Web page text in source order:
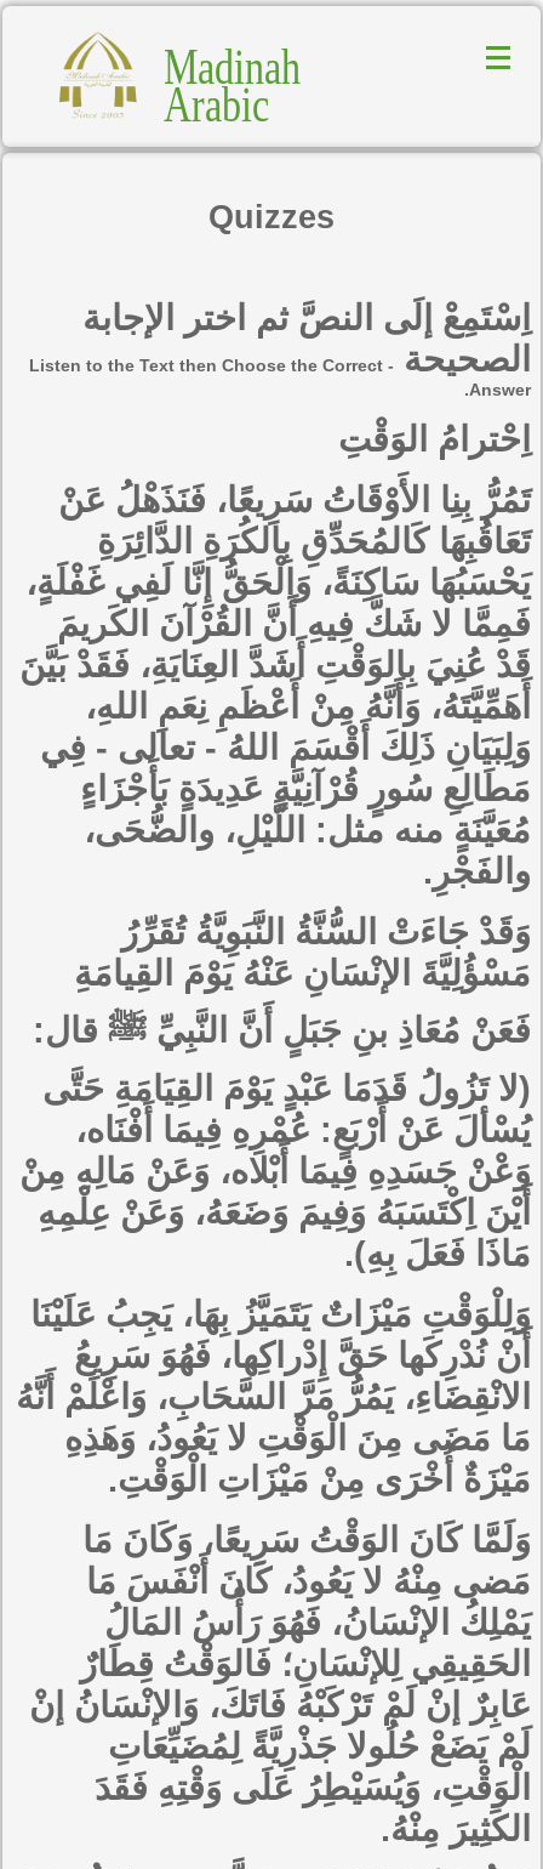
Madinah
Arabic
Quizzes
اِسْتَمِعْ إلَى النصَّ ثم اختر الإجابة
الصحيحة
- Listen to the Text then Choose the Correct
Answer.
اِحْترامُ الوَقْتِ
تَمُرُّ بِنِا الأَوْقَاتُ سَرِيعًا، فَنَذَهْلُ عَنْ
تَعَاقُبِهَا كَالمُحَدِّقِ بِالكُرَةِ الدَّائِرَةِ
يَحْسَبُهَا سَاكِنَةً، وَالْحَقُّ إِنَّا لَفِي غَفْلَةٍ،
فَمِمَّا لا شَكَّ فِيهِ أَنَّ القُرْآنَ الكَريمَ
قَدْ عُنِيَ بِالوَقْتِ أَشَدَّ العِنَايَةِ، فَقَدْ بَيَّنَ
أَهَمِّيَّتَهُ، وَأَنَّهُ مِنْ أَعْظَمِ نِعَمِ اللهِ،
وَلِبَيَانِ ذَلِكَ أَقْسَمَ اللهُ - تعالى - فِي
مَطَالِعِ سُورٍ قُرْآنِيَّةٍ عَدِيدَةٍ بَأَجْزَاءٍ
مُعَيَّنَةٍ منه مثل: اللَّيْلِ، والضُّحَى،
والفَجْرِ.
وَقَدْ جَاءَتْ السُّنَّةُ النَّبَوِيَّةُ تُقَرِّرُ
مَسْؤُلِيَّةَ الإنْسَانِ عَنْهُ يَوْمَ القِيامَةِ
فَعَنْ مُعَاذِ بنِ جَبَلٍ أَنَّ النَّبِيِّ ﷺ قال:
(لا تَزُولُ قَدَمَا عَبْدٍ يَوْمَ القِيَامَةِ حَتَّى
يُسْألَ عَنْ أَرْبَعٍ: عُمْرِهِ فِيمَا أَفْنَاه،
وَعْنْ جَسَدِهِ فِيمَا أَبْلاه، وَعَنْ مَالِهِ مِنْ
أَيْنَ اِكْتَسَبَهُ وَفِيمَ وَضَعَهُ، وَعَنْ عِلْمِهِ
مَاذَا فَعَلَ بِهِ).
وَلِلْوَقْتِ مَيْزَاتٌ يَتَمَيَّزُ بِهَا، يَجِبُ عَلَيْنَا
أَنْ نُدْرِكَها حَقَّ إِدْراكِها، فَهُوَ سَرِيعُ
الانْقِضَاءِ، يَمُرُّ مَرَّ السَّحَابِ، وَاعْلَمْ أَنَّهُ
مَا مَضَى مِنَ الْوَقْتِ لا يَعُودُ، وَهَذِهِ
مَيْزَةٌ أُخْرَى مِنْ مَيْزَاتِ الْوَقْتِ.
وَلَمَّا كَانَ الوَقْتُ سَرِيعًا، وَكَانَ مَا
مَضى مِنْهُ لا يَعُودُ، كَانَ أَنْفَسَ مَا
يَمْلِكُ الإنْسَانُ، فَهُوَ رَأْسُ المَالُ
الحَقِيقِي لِلإنْسَانِ؛ فَالوَقْتُ قِطَارٌ
عَابِرٌ إنْ لَمْ تَرْكَبْهُ فَاتَكَ، وَالإنْسَانُ إنْ
لَمْ يَضَعْ حُلُولا جَذْرِيَّةً لِمُضَيِّعَاتِ
الْوَقْتِ، وَيُسَيْطِرُ عَلَى وَقْتِهِ فَقَدَ
الكَثِيرَ مِنْهُ.